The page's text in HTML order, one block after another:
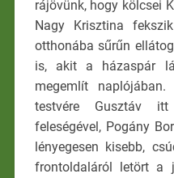
rájövünk, hogy kölcsei
Nagy Krisztina
otthonába sűrűn
is, akit a házaspár
megemlít
testvére Gusztáv
feleségével, Pogány
lényegesen kisebb,
frontoldaláról letört a